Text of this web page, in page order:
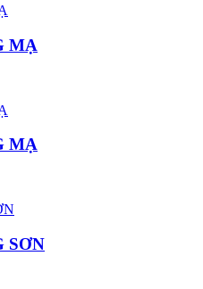
MẠ
MẠ
SƠN